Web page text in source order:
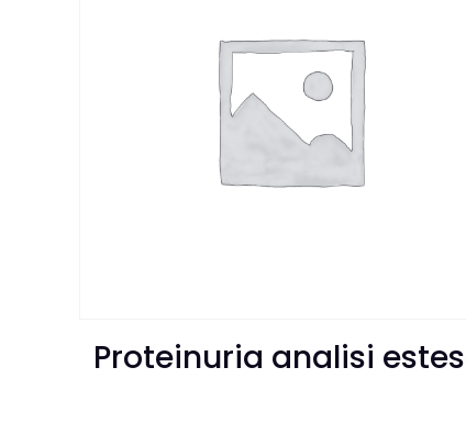
Proteinuria analisi